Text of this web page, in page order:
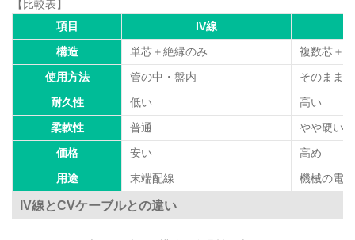
【比較表】
項目
IV線
構造
単芯＋絶縁のみ
複数芯＋
使用方法
管の中・盤内
そのまま
耐久性
低い
高い
柔軟性
普通
やや硬い
価格
安い
高め
用途
末端配線 機械の電
IV線とCVケーブルとの違い